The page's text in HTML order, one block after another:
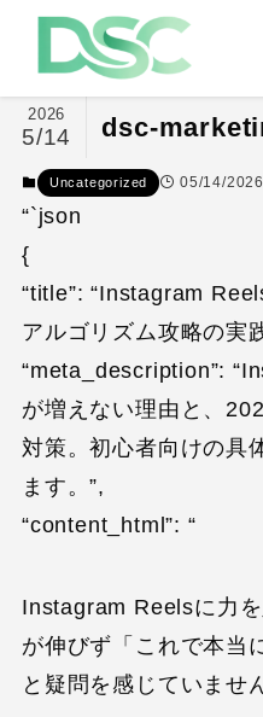
dsc-
2026
5/14
Uncategorized 05/14/2026
“`json
{
“title”: “Instagram
アルゴリズム攻略の実
“meta_description”:
が増えない理由と、
対策。初心者向けの具
ます。”,
“content_html”: “
Instagram Reelsに力
が伸びず「これで本当
と疑問を感じていませ